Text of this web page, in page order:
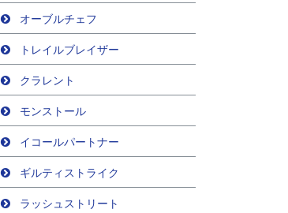
オーブルチェフ
トレイルブレイザー
クラレント
モンストール
イコールパートナー
ギルティストライク
ラッシュストリート